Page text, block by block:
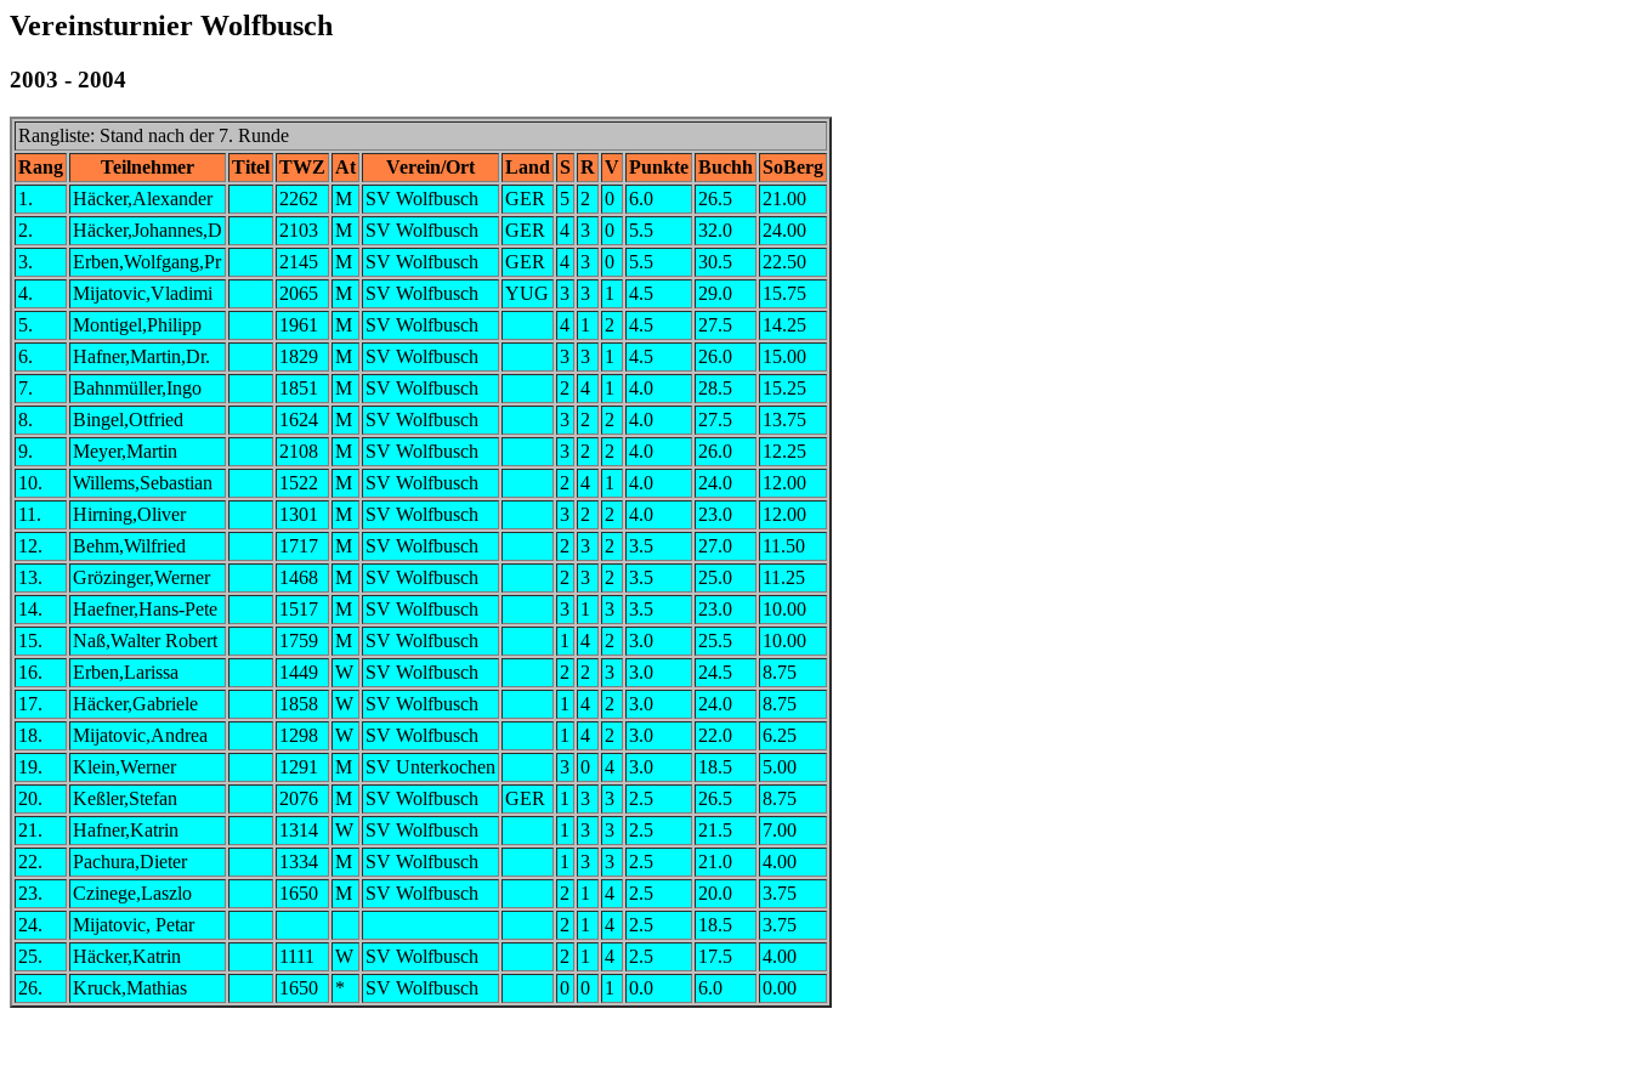
Vereinsturnier Wolfbusch
2003 - 2004
Rangliste: Stand nach der 7. Runde
Rang
Teilnehmer Titel TWZ At Verein/Ort Land S R V Punkte Buchh SoBerg
1.
Häcker,Alexander 2262 M SV Wolfbusch GER 5 2 0 6.0 26.5
21.00
2.
Häcker,Johannes,D 2103 M SV Wolfbusch GER 4 3 0 5.5 32.0
24.00
3.
Erben,Wolfgang,Pr 2145 M SV Wolfbusch GER 4 3 0 5.5 30.5
22.50
4.
Mijatovic,Vladimi 2065 M SV Wolfbusch YUG 3 3 1 4.5 29.0
15.75
5.
Montigel,Philipp 1961 M SV Wolfbusch 4 1 2 4.5 27.5
14.25
6.
Hafner,Martin,Dr. 1829 M SV Wolfbusch 3 3 1 4.5 26.0
15.00
7.
Bahnmüller,Ingo 1851 M SV Wolfbusch 2 4 1 4.0 28.5
15.25
8.
Bingel,Otfried 1624 M SV Wolfbusch 3 2 2 4.0 27.5
13.75
9.
Meyer,Martin 2108 M SV Wolfbusch 3 2 2 4.0 26.0
12.25
10.
Willems,Sebastian 1522 M SV Wolfbusch 2 4 1 4.0 24.0
12.00
11.
Hirning,Oliver 1301 M SV Wolfbusch 3 2 2 4.0 23.0
12.00
12.
Behm,Wilfried 1717 M SV Wolfbusch 2 3 2 3.5 27.0
11.50
13.
Grözinger,Werner 1468 M SV Wolfbusch 2 3 2 3.5 25.0
11.25
14.
Haefner,Hans-Pete 1517 M SV Wolfbusch 3 1 3 3.5 23.0
10.00
15.
Naß,Walter Robert 1759 M SV Wolfbusch 1 4 2 3.0 25.5
10.00
16.
Erben,Larissa 1449 W SV Wolfbusch 2 2 3 3.0 24.5
8.75
17.
Häcker,Gabriele 1858 W SV Wolfbusch 1 4 2 3.0 24.0
8.75
18.
Mijatovic,Andrea 1298 W SV Wolfbusch 1 4 2 3.0 22.0
6.25
19.
Klein,Werner 1291 M SV Unterkochen 3 0 4 3.0 18.5
5.00
20.
Keßler,Stefan 2076 M SV Wolfbusch GER 1 3 3 2.5 26.5
8.75
21.
Hafner,Katrin 1314 W SV Wolfbusch 1 3 3 2.5 21.5
7.00
22.
Pachura,Dieter 1334 M SV Wolfbusch 1 3 3 2.5 21.0
4.00
23.
Czinege,Laszlo 1650 M SV Wolfbusch 2 1 4 2.5 20.0
3.75
24.
Mijatovic, Petar 2 1 4 2.5 18.5
3.75
25.
Häcker,Katrin 1111 W SV Wolfbusch 2 1 4 2.5 17.5
4.00
26.
Kruck,Mathias 1650 * SV Wolfbusch 0 0 1 0.0 6.0 0.00